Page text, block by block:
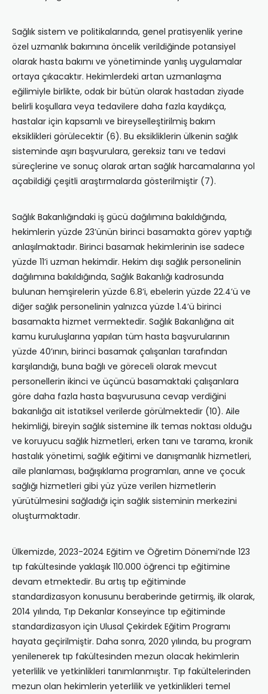
Sağlık sistem ve politikalarında, genel pratisyenlik yerine
özel uzmanlık bakımına öncelik verildiğinde potansiyel
olarak hasta bakımı ve yönetiminde yanlış uygulamalar
ortaya çıkacaktır. Hekimlerdeki artan uzmanlaşma
eğilimiyle birlikte, odak bir bütün olarak hastadan ziyade
belirli koşullara veya tedavilere daha fazla kaydıkça,
hastalar için kapsamlı ve bireyselleştirilmiş bakım
eksiklikleri görülecektir (6). Bu eksikliklerin ülkenin sağlık
sisteminde aşırı başvurulara, gereksiz tanı ve tedavi
süreçlerine ve sonuç olarak artan sağlık harcamalarına yol
açabildiği çeşitli araştırmalarda gösterilmiştir (7).
Sağlık Bakanlığındaki iş gücü dağılımına bakıldığında,
hekimlerin yüzde 23’ünün birinci basamakta görev yaptığı
anlaşılmaktadır. Birinci basamak hekimlerinin ise sadece
yüzde 11’i uzman hekimdir. Hekim dışı sağlık personelinin
dağılımına bakıldığında, Sağlık Bakanlığı kadrosunda
bulunan hemşirelerin yüzde 6.8’i, ebelerin yüzde 22.4’ü ve
diğer sağlık personelinin yalnızca yüzde 1.4’ü birinci
basamakta hizmet vermektedir. Sağlık Bakanlığına ait
kamu kuruluşlarına yapılan tüm hasta başvurularının
yüzde 40’ının, birinci basamak çalışanları tarafından
karşılandığı, buna bağlı ve göreceli olarak mevcut
personellerin ikinci ve üçüncü basamaktaki çalışanlara
göre daha fazla hasta başvurusuna cevap verdiğini
bakanlığa ait istatiksel verilerde görülmektedir (10). Aile
hekimliği, bireyin sağlık sistemine ilk temas noktası olduğu
ve koruyucu sağlık hizmetleri, erken tanı ve tarama, kronik
hastalık yönetimi, sağlık eğitimi ve danışmanlık hizmetleri,
aile planlaması, bağışıklama programları, anne ve çocuk
sağlığı hizmetleri gibi yüz yüze verilen hizmetlerin
yürütülmesini sağladığı için sağlık sisteminin merkezini
oluşturmaktadır.
Ülkemizde, 2023-2024 Eğitim ve Öğretim Dönemi’nde 123
tıp fakültesinde yaklaşık 110.000 öğrenci tıp eğitimine
devam etmektedir. Bu artış tıp eğitiminde
standardizasyon konusunu beraberinde getirmiş, ilk olarak,
2014 yılında, Tıp Dekanlar Konseyince tıp eğitiminde
standardizasyon için Ulusal Çekirdek Eğitim Programı
hayata geçirilmiştir. Daha sonra, 2020 yılında, bu program
yenilenerek tıp fakültesinden mezun olacak hekimlerin
yeterlilik ve yetkinlikleri tanımlanmıştır. Tıp fakültelerinden
mezun olan hekimlerin yeterlilik ve yetkinlikleri temel